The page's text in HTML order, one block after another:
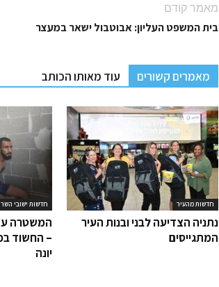
מאמר קודם
בית המשפט העליון: אבוטבול ישאר במעצר
מאמרים קשורים עוד מאותו הכותב
חדשות ישובי
המשטרה
– החשוד
יונה
חדשות מהעיר
נתניה הצדיעה לבני ובנות העיר
המתגייסים